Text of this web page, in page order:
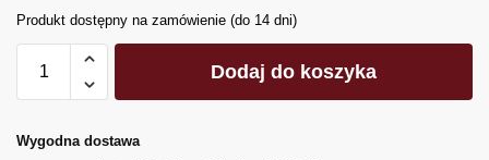
Produkt dostępny na zamówienie (do 14 dni)
Dodaj do koszyka
Wygodna dostawa